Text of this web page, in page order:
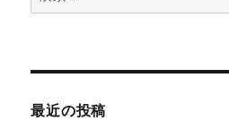
索:
最近の投稿